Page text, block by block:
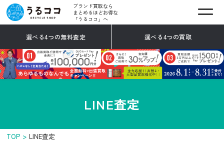
ブランド買取なら
まとめるほどお得な
「うるココ」へ
選べる4つの無料査定 選べる4つの買取
LINE査定
TOP LINE査定